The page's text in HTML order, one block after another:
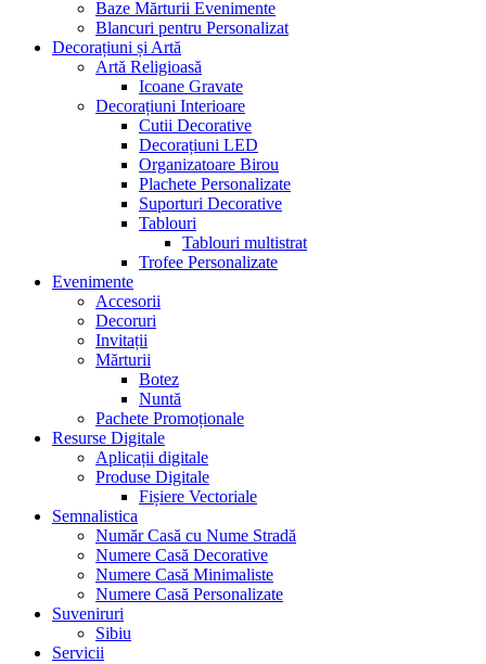
Baze Mărturii Evenimente
Blancuri pentru Personalizat
Decorațiuni și Artă
Artă Religioasă
Icoane Gravate
Decorațiuni Interioare
Cutii Decorative
Decorațiuni LED
Organizatoare Birou
Plachete Personalizate
Suporturi Decorative
Tablouri
Tablouri multistrat
Trofee Personalizate
Evenimente
Accesorii
Decoruri
Invitații
Mărturii
Botez
Nuntă
Pachete Promoționale
Resurse Digitale
Aplicații digitale
Produse Digitale
Fișiere Vectoriale
Semnalistica
Număr Casă cu Nume Stradă
Numere Casă Decorative
Numere Casă Minimaliste
Numere Casă Personalizate
Suveniruri
Sibiu
Servicii